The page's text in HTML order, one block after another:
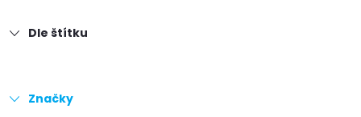
Dle štítku
Značky